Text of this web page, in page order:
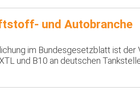
und Autobranche
im Bundesgesetzblatt ist der
und B10 an deutschen